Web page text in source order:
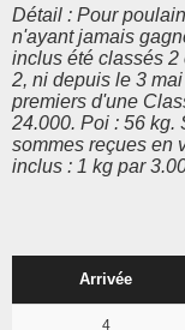
Détail : Pour
n'ayant jamais
inclus été classés
2, ni depuis le 3
premiers d'une
24.000. Poi : 56 kg.
sommes reçues en
inclus : 1 kg par
Arrivée
4